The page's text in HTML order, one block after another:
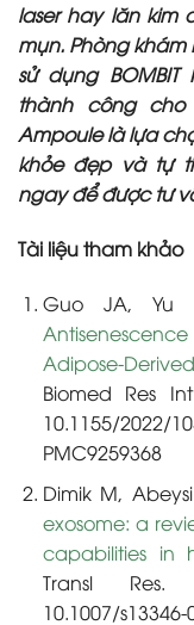
laser hay lăn kim
mụn. Phòng
sử dụng
thành công cho
Ampoule là lựa
khỏe đẹp và tự
ngay để được tư
Tài liệu tham khảo
Guo JA, Yu
Adipose-
Biomed Res
10.1155/2022/
PMC9259368
Dimik M,
exosome: a
capabilities in
Transl Res.
10.1007/